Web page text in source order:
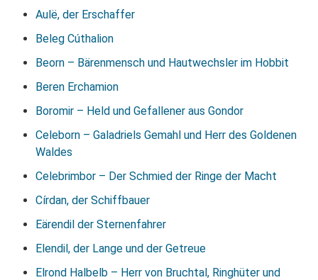
Aulë, der Erschaffer
Beleg Cúthalion
Beorn – Bärenmensch und Hautwechsler im Hobbit
Beren Erchamion
Boromir – Held und Gefallener aus Gondor
Celeborn – Galadriels Gemahl und Herr des Goldenen
Waldes
Celebrimbor – Der Schmied der Ringe der Macht
Círdan, der Schiffbauer
Eärendil der Sternenfahrer
Elendil, der Lange und der Getreue
Elrond Halbelb – Herr von Bruchtal, Ringhüter und